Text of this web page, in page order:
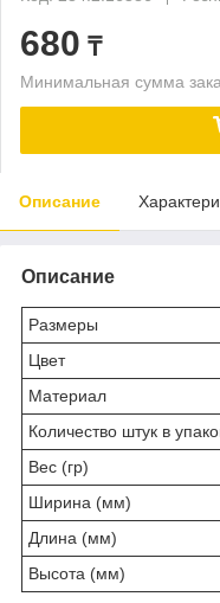
680 ₸
Минимальная сумма
Описание
Описание
Размеры
Цвет
Материал
Количество штук в
Вес (гр)
Ширина (мм)
Длина (мм)
Высота (мм)